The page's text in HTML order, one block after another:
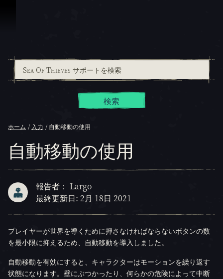
検索
ホーム 入力 自動移動の使用
自動移動の使用
報告者： Largo
最終更新日: 2月 18日 2021
プレイヤーが世界を導くために押さなければならないボタンの数
を最小限に抑えるため、自動移動を導入しました。
自動移動を有効にすると、キャラクターはモーションを繰り返す
状態になります。壁にぶつかったり、何らかの危険によって中断